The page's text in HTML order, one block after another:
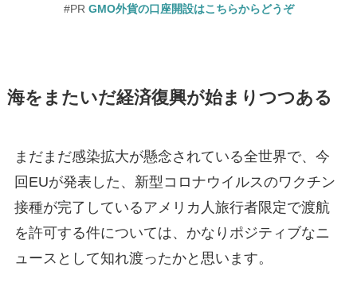
#PR GMO外貨の口座開設はこちらからどうぞ
海をまたいだ経済復興が始まりつつある
まだまだ感染拡大が懸念されている全世界で、今
回EUが発表した、新型コロナウイルスのワクチン
接種が完了しているアメリカ人旅行者限定で渡航
を許可する件については、かなりポジティブなニ
ュースとして知れ渡ったかと思います。